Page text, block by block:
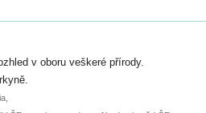
6. září.
nebo
v oboru veškeré přírody.